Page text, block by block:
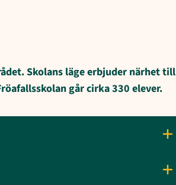
Skolans läge erbjuder närhet till
går cirka 330 elever.